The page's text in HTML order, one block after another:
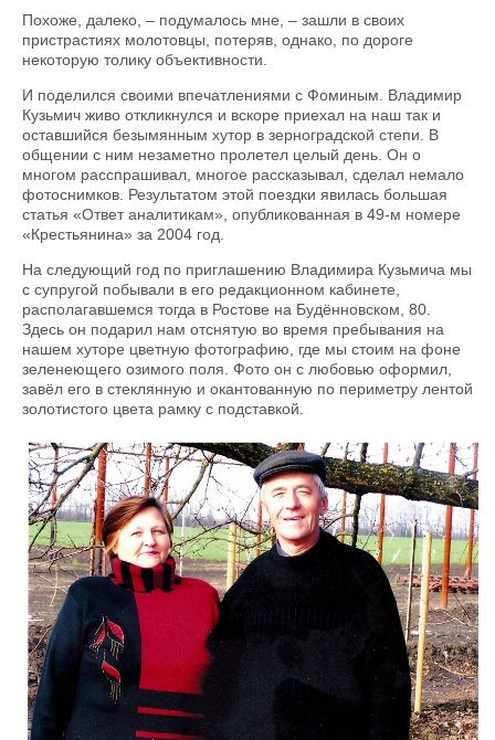
Похоже, далеко, – подумалось мне, – зашли в своих
пристрастиях молотовцы, потеряв, однако, по дороге
некоторую толику объективности.
И поделился своими впечатлениями с Фоминым. Владимир
Кузьмич живо откликнулся и вскоре приехал на наш так и
оставшийся безымянным хутор в зерноградской степи. В
общении с ним незаметно пролетел целый день. Он о
многом расспрашивал, многое рассказывал, сделал немало
фотоснимков. Результатом этой поездки явилась большая
статья «Ответ аналитикам», опубликованная в 49-м номере
«Крестьянина» за 2004 год.
На следующий год по приглашению Владимира Кузьмича мы
с супругой побывали в его редакционном кабинете,
располагавшемся тогда в Ростове на Будённовском, 80.
Здесь он подарил нам отснятую во время пребывания на
нашем хуторе цветную фотографию, где мы стоим на фоне
зеленеющего озимого поля. Фото он с любовью оформил,
завёл его в стеклянную и окантованную по периметру лентой
золотистого цвета рамку с подставкой.